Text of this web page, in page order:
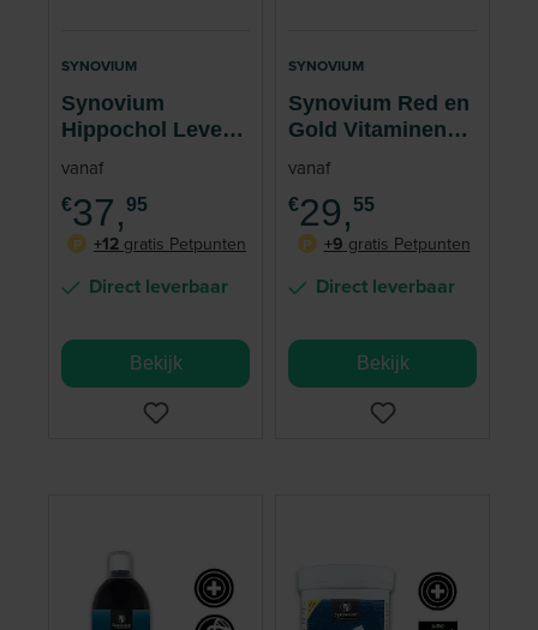
SYNOVIUM
Synovium
Hippochol Lever
Paard 1 liter
vanaf
€37, 95
P
+12 gratis Petpunten
Direct leverbaar
Bekijk
SYNOVIUM
Synovium Red en
Gold Vitaminen
Mineralen Paard
vanaf
€29, 55
P
+9 gratis Petpunten
Direct leverbaar
Bekijk